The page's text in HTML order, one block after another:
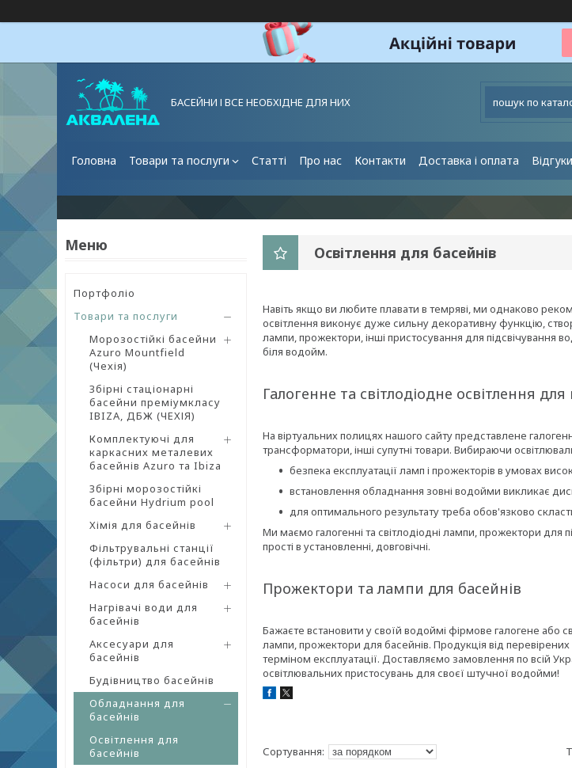
БАСЕЙНИ І ВСЕ НЕОБХІДНЕ ДЛЯ НИХ
Головна Товари та послуги Статті Про нас Контакти Доставка і оплата Відгуки
Портфоліо
Товари та послуги
Морозостійкі басейни
Azuro Mountfield
(Чехія)
Збірні стаціонарні
басейни преміумкласу
IBIZA, ДБЖ (ЧЕХІЯ)
Комплектуючі для
каркасних металевих
басейнів Azuro та Ibiza
Збірні морозостійкі
басейни Hydrium pool
Хімія для басейнів
Фільтрувальні станції
(фільтри) для басейнів
Насоси для басейнів
Нагрівачі води для
басейнів
Аксесуари для
басейнів
Будівництво басейнів
Обладнання для
басейнів
Освітлення для
басейнів
Освітлення для басейнів
Навіть якщо ви любите плавати в темряві, ми однаково
освітлення виконує дуже сильну декоративну функцію,
лампи, прожектори, інші пристосування для підсвічування
біля водойм.
Галогенне та світлодіодне освітлення
На віртуальних полицях нашого сайту представлене
трансформатори, інші супутні товари. Вибираючи
безпека експлуатації ламп і прожекторів в умовах
встановлення обладнання зовні водойми викликає
для оптимального результату треба обов'язково
Ми маємо галогенні та світлодіодні лампи, прожектори для
прості в установленні, довговічні.
Прожектори та лампи для басейнів
Бажаєте встановити у своїй водоймі фірмове галогене або
лампи, прожектори для басейнів. Продукція від
терміном експлуатації. Доставляємо замовлення по всій
освітлювальних пристосувань для своєї штучної водойми!